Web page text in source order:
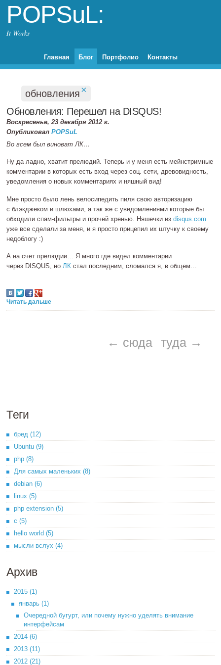
POPSuL:
It Works
Главная Блог Портфолио Контакты
обновления×
Обновления: Перешел на DISQUS!
Воскресенье, 23 декабря 2012 г.
ОпубликовалPOPSuL
Во всем был виноват ЛК…
Ну да ладно, хватит прелюдий. Теперь и у меня есть мейнстримные
комментарии в которых есть вход через соц. сети, древовидность,
уведомления о новых комментариях и няшный вид!
Мне просто было лень велосипедить пиля свою авторизацию
с блэкджеком и шлюхами, а так же с уведомлениями которые бы
обходилиспам‐фильтры и прочей хренью. Няшечки изdisqus.com
уже все сделали за меня, и я просто прицепил их штучку к своему
недоблогу :)
А на счет прелюдии… Я много где видел комментарии
через DISQUS, ноЛК стал последним, сломался я, в общем…
Читать дальше
← сюда туда →
Теги
бред (12)
Ubuntu (9)
php (8)
Для самых маленьких (8)
debian (6)
linux (5)
php extension (5)
c (5)
hello world (5)
мысли вслух (4)
Архив
2015 (1)
январь (1)
Очередной бугурт, или почему нужно уделять внимание
интерфейсам
2014 (6)
2013 (11)
2012 (21)